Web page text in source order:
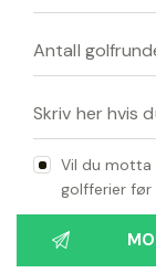
Vil du motta
golfferier